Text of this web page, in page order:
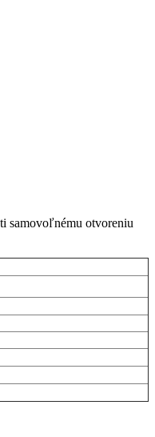
samovoľnému otvoreniu